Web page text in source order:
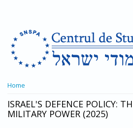
YOU ARE HERE
Home
ISRAEL'S DEFENCE POLICY:
MILITARY POWER (2025)